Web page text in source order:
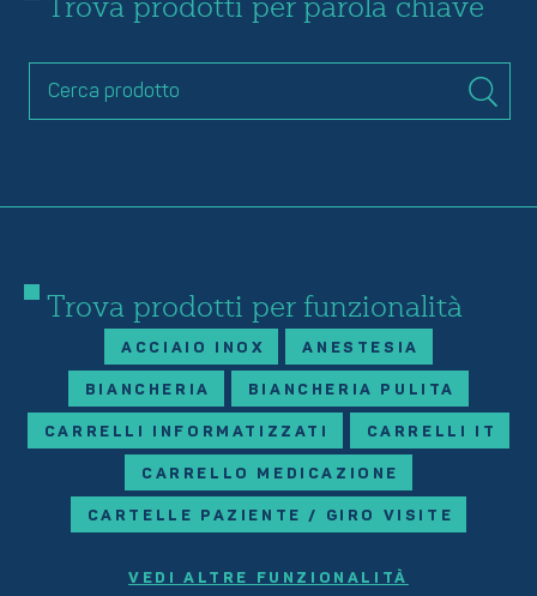
Trova prodotti per funzionalità
ACCIAIO INOX ANESTESIA
BIANCHERIA BIANCHERIA PULITA
CARRELLI INFORMATIZZATI CARRELLI IT
CARRELLO MEDICAZIONE
CARTELLE PAZIENTE / GIRO VISITE
VEDI ALTRE FUNZIONALITÀ